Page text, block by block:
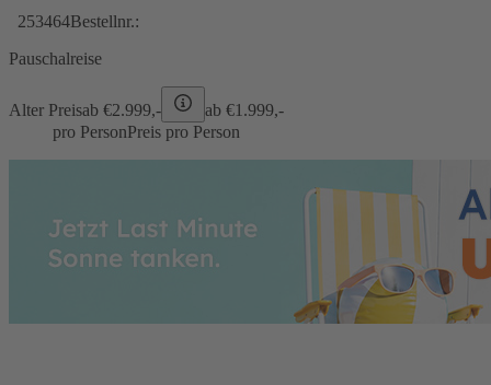
253464Bestellnr.:
Pauschalreise
Alter Preisab €2.999,- ab €1.999,-
pro PersonPreis pro Person